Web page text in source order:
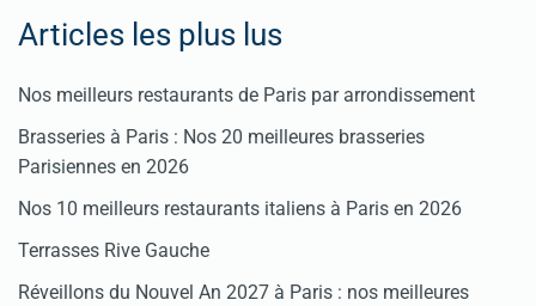
Articles les plus lus
Nos meilleurs restaurants de Paris par arrondissement
Brasseries à Paris : Nos 20 meilleures brasseries
Parisiennes en 2026
Nos 10 meilleurs restaurants italiens à Paris en 2026
Terrasses Rive Gauche
Réveillons du Nouvel An 2027 à Paris : nos meilleures